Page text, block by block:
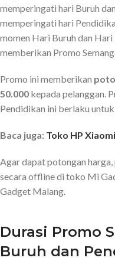
memperingati hari Buruh
memperingati hari
momen Hari Buruh dan
memberikan Promo
Promo ini memberikan
50.000 kepada pelanggan.
Pendidikan ini berlaku
Baca juga: Toko HP
Agar dapat potongan
secara offline di toko Mi
Gadget Malang.
Durasi Promo
Buruh dan